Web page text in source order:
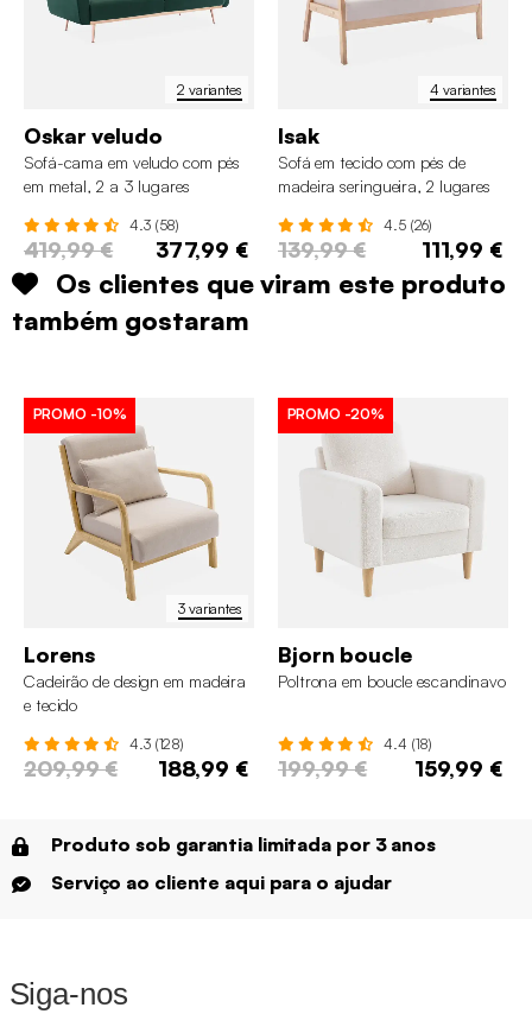
2 variantes
Oskar veludo
Sofá-cama em veludo com pés
em metal, 2 a 3 lugares
4.3 (58)
419,99 € 377,99 €
4 variantes
Isak
Sofá em tecido com pés de
madeira seringueira, 2 lugares
4.5 (26)
139,99 € 111,99 €
Os clientes que viram este produto
também gostaram
3 variantes
PROMO -10%
Lorens
Cadeirão de design em madeira
e tecido
4.3 (128)
209,99 € 188,99 €
PROMO -20%
Bjorn boucle
Poltrona em boucle escandinavo
4.4 (18)
199,99 € 159,99 €
Produto sob garantia limitada por 3 anos
Serviço ao cliente aqui para o ajudar
Siga-nos